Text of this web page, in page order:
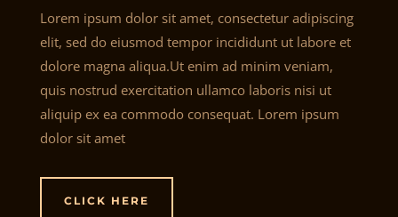
Lorem ipsum dolor sit amet, consectetur adipiscing
elit, sed do eiusmod tempor incididunt ut labore et
dolore magna aliqua.Ut enim ad minim veniam,
quis nostrud exercitation ullamco laboris nisi ut
aliquip ex ea commodo consequat. Lorem ipsum
dolor sit amet
CLICK HERE